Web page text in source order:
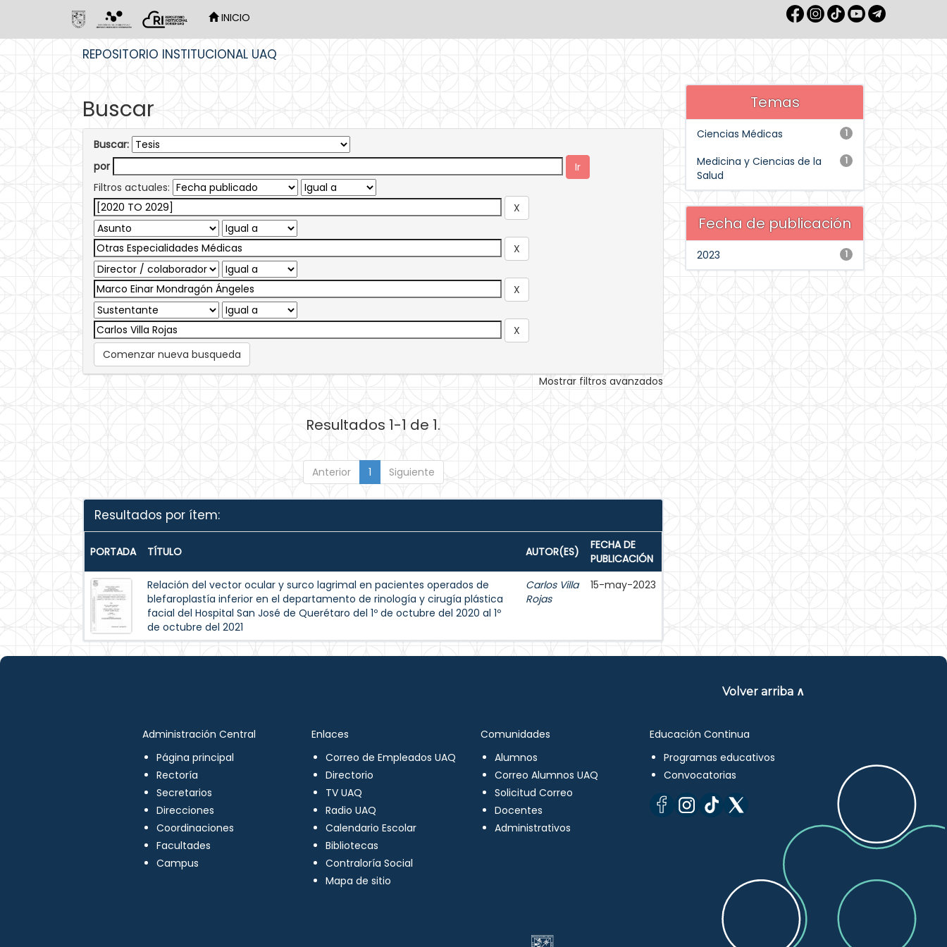
INICIO
REPOSITORIO INSTITUCIONAL UAQ
Buscar
Buscar:
por
Filtros actuales:
Comenzar nueva busqueda
Mostrar filtros avanzados
Resultados 1-1 de 1.
Anterior 1 Siguiente
Resultados por ítem:
PORTADA TÍTULO AUTOR(ES)
FECHA DE
PUBLICACIÓN
Relación del vector ocular y surco lagrimal en pacientes operados de
blefaroplastía inferior en el departamento de rinología y cirugía plástica
facial del Hospital San José de Querétaro del 1º de octubre del 2020 al 1º
de octubre del 2021
Carlos Villa
Rojas
15-may-2023
Temas
1
Ciencias Médicas
1
Medicina y Ciencias de la
Salud
Fecha de publicación
1
2023
Volver arriba ∧
Administración Central
Página principal
Rectoría
Secretarios
Direcciones
Coordinaciones
Facultades
Campus
Enlaces
Correo de Empleados UAQ
Directorio
TV UAQ
Radio UAQ
Calendario Escolar
Bibliotecas
Contraloría Social
Mapa de sitio
Comunidades
Alumnos
Correo Alumnos UAQ
Solicitud Correo
Docentes
Administrativos
Educación Continua
Programas educativos
Convocatorias